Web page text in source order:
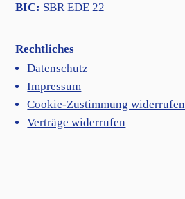
BIC: SBR EDE 22
Rechtliches
Datenschutz
Impressum
Cookie-Zustimmung widerrufen
Verträge widerrufen